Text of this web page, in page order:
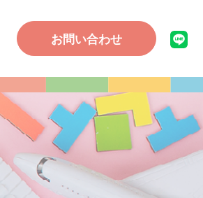
お問い合わせ